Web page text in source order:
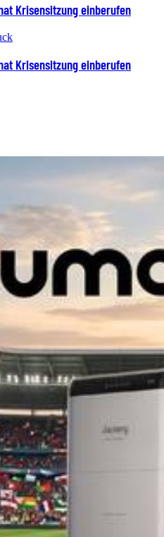
Krisensitzung einberufen
Krisensitzung einberufen